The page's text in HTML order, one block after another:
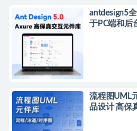
antdesign5
于PC端和后
流程图UML
品设计 高保